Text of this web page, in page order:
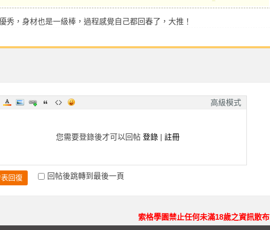
秀，身材也是一級棒，過程感覺自己都回春了，大推！
高級模式
您需要登錄後才可以回帖 登錄 | 註冊
回復 回帖後跳轉到最後一頁
索格學園禁止任何未滿18歲之資訊散布